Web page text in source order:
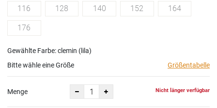
116 128 140 152 164
176
Gewählte Farbe: clemin (lila)
Bitte wähle eine Größe
Größentabelle
Menge Nicht länger verfügbar